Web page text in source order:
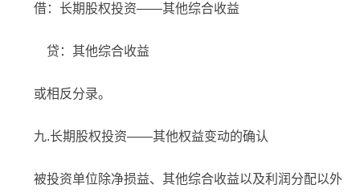
借：长期股权投资——其他综合收益
贷：其他综合收益
或相反分录。
九.长期股权投资——其他权益变动的确认
被投资单位除净损益、其他综合收益以及利润分配以外